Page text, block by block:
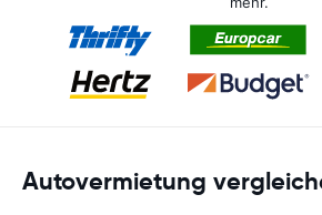
Autovermietung